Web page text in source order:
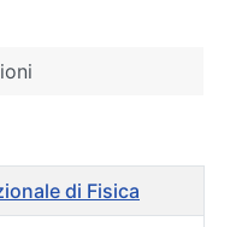
di Fisica